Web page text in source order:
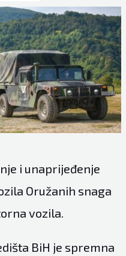
i unaprijeđenje
Oružanih snaga
vozila.
BiH je spremna